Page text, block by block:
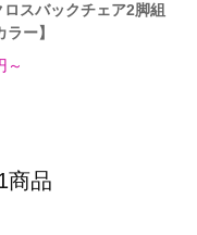
スバックチェア2脚組
ー】
～
商品